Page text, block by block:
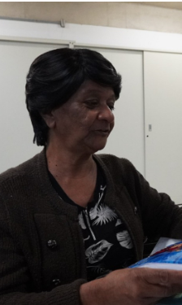
Suzano, prefeito Pedro Ishi